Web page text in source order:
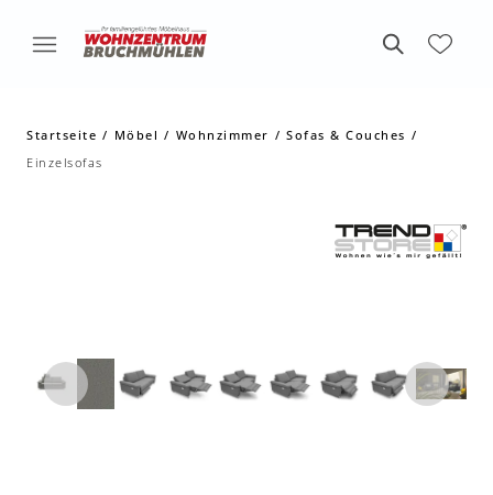
Startseite Möbel Wohnzimmer
Sofas & Couches
Einzelsofas